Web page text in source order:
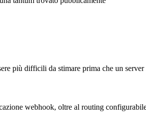
più difficili da stimare prima che un server
webhook, oltre al routing